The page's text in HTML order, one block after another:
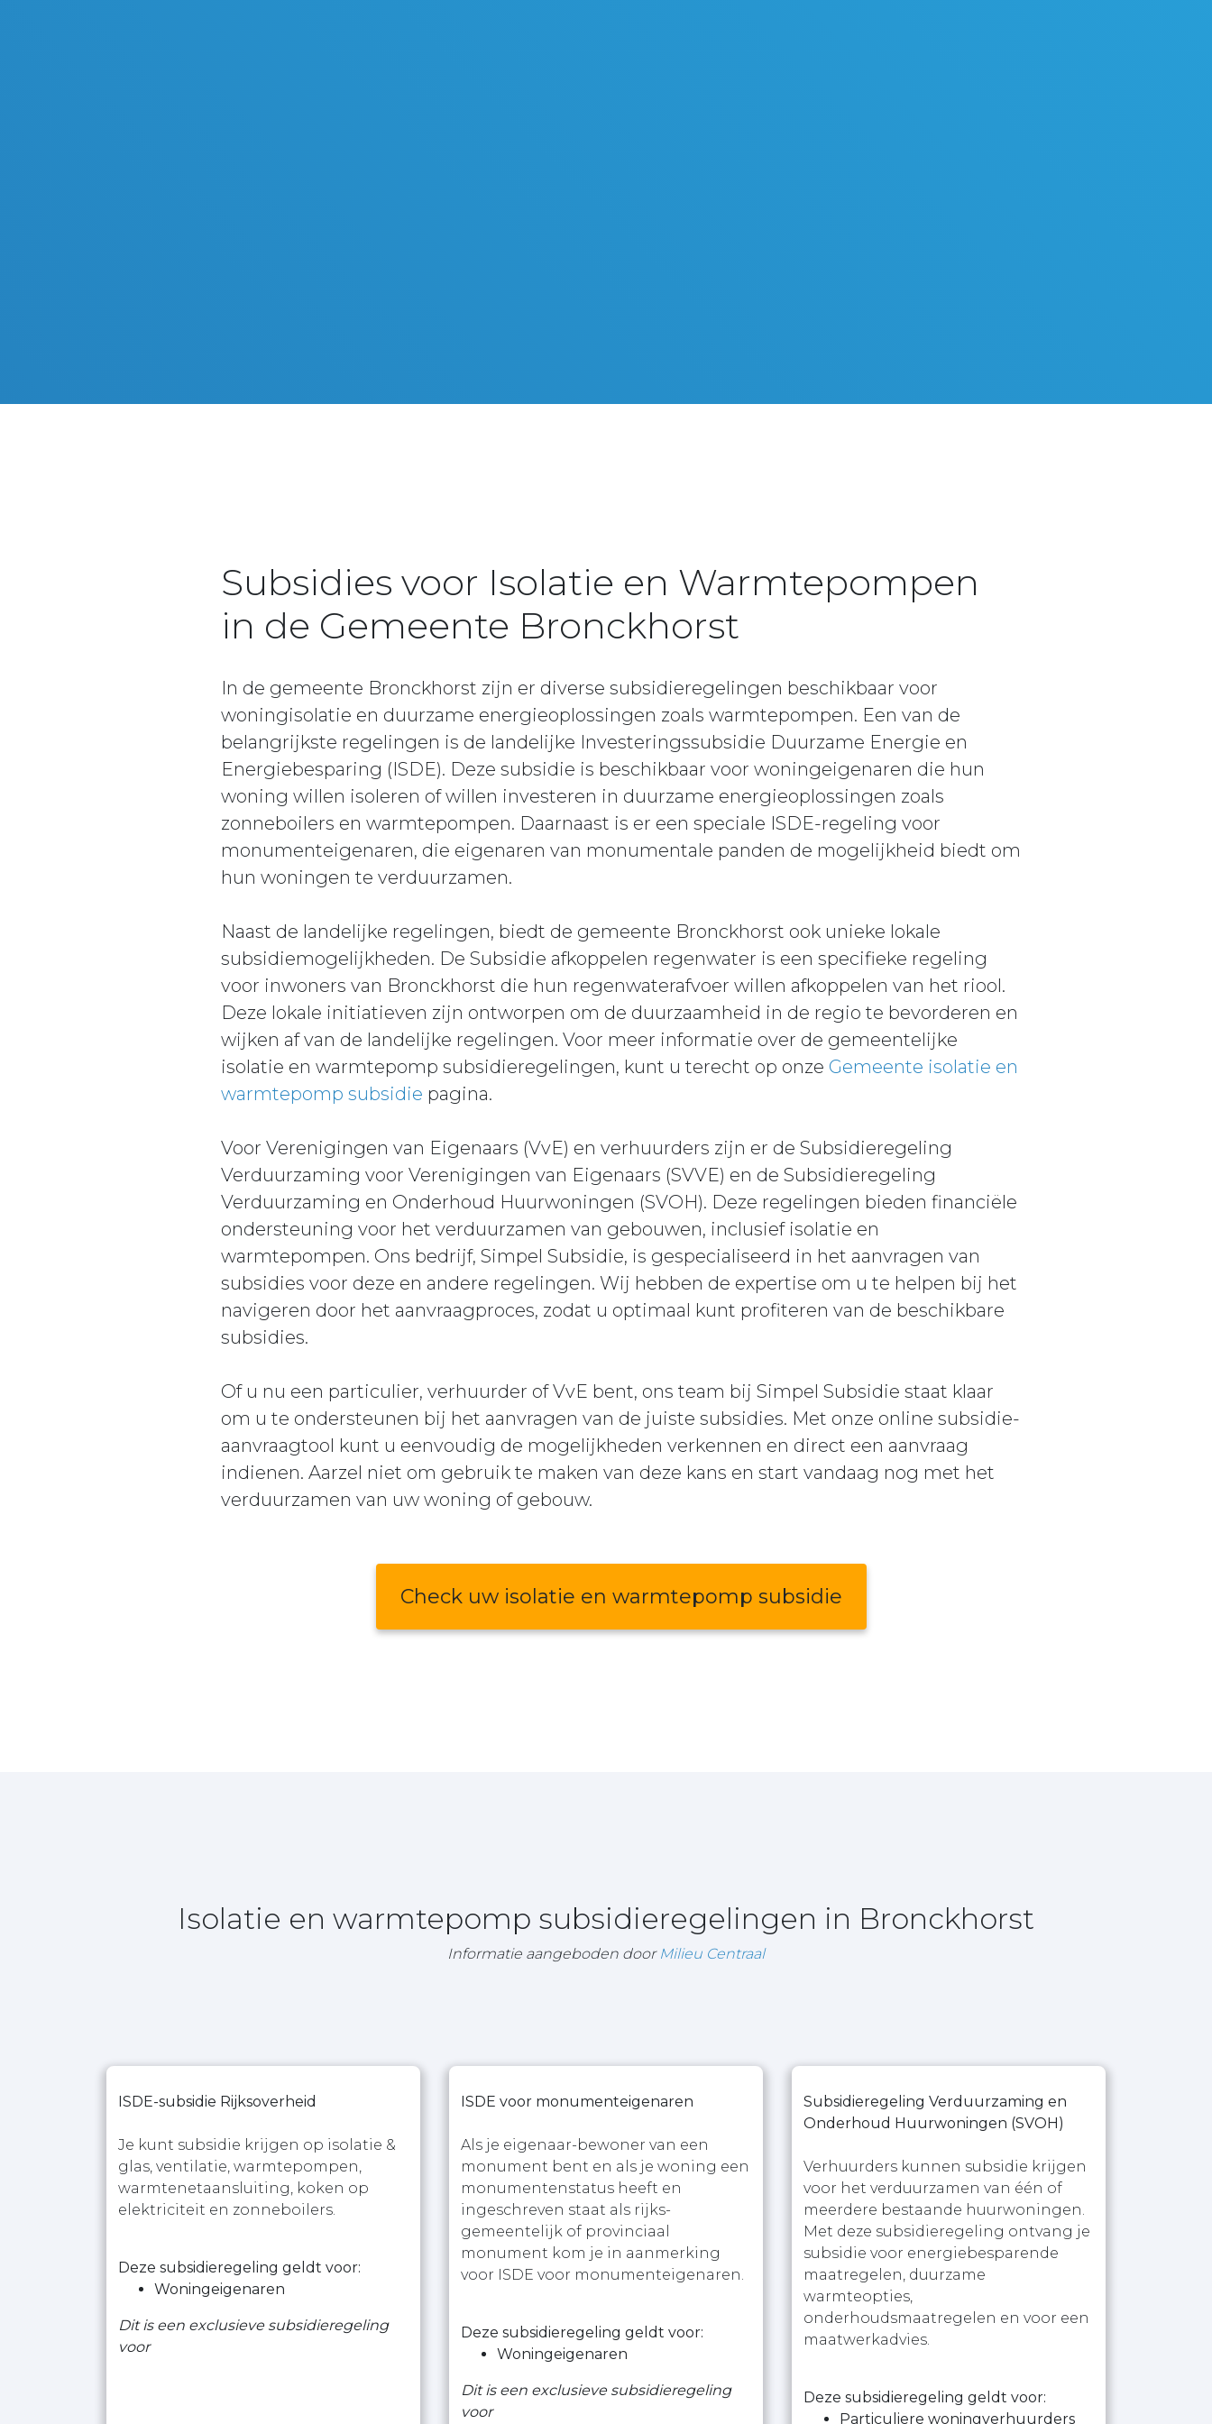
Subsidies voor Isolatie en Warmtepompen
in de Gemeente Bronckhorst
In de gemeente Bronckhorst zijn er diverse subsidieregelingen beschikbaar voor
woningisolatie en duurzame energieoplossingen zoals warmtepompen. Een van de
belangrijkste regelingen is de landelijke Investeringssubsidie Duurzame Energie en
Energiebesparing (ISDE). Deze subsidie is beschikbaar voor woningeigenaren die hun
woning willen isoleren of willen investeren in duurzame energieoplossingen zoals
zonneboilers en warmtepompen. Daarnaast is er een speciale ISDE-regeling voor
monumenteigenaren, die eigenaren van monumentale panden de mogelijkheid biedt om
hun woningen te verduurzamen.
Naast de landelijke regelingen, biedt de gemeente Bronckhorst ook unieke lokale
subsidiemogelijkheden. De Subsidie afkoppelen regenwater is een specifieke regeling
voor inwoners van Bronckhorst die hun regenwaterafvoer willen afkoppelen van het riool.
Deze lokale initiatieven zijn ontworpen om de duurzaamheid in de regio te bevorderen en
wijken af van de landelijke regelingen. Voor meer informatie over de gemeentelijke
isolatie en warmtepomp subsidieregelingen, kunt u terecht op onze Gemeente isolatie en
warmtepomp subsidie pagina.
Voor Verenigingen van Eigenaars (VvE) en verhuurders zijn er de Subsidieregeling
Verduurzaming voor Verenigingen van Eigenaars (SVVE) en de Subsidieregeling
Verduurzaming en Onderhoud Huurwoningen (SVOH). Deze regelingen bieden financiële
ondersteuning voor het verduurzamen van gebouwen, inclusief isolatie en
warmtepompen. Ons bedrijf, Simpel Subsidie, is gespecialiseerd in het aanvragen van
subsidies voor deze en andere regelingen. Wij hebben de expertise om u te helpen bij het
navigeren door het aanvraagproces, zodat u optimaal kunt profiteren van de beschikbare
subsidies.
Of u nu een particulier, verhuurder of VvE bent, ons team bij Simpel Subsidie staat klaar
om u te ondersteunen bij het aanvragen van de juiste subsidies. Met onze online subsidie-
aanvraagtool kunt u eenvoudig de mogelijkheden verkennen en direct een aanvraag
indienen. Aarzel niet om gebruik te maken van deze kans en start vandaag nog met het
verduurzamen van uw woning of gebouw.
Check uw isolatie en warmtepomp subsidie
Isolatie en warmtepomp subsidieregelingen in Bronckhorst
Informatie aangeboden door Milieu Centraal
ISDE-subsidie Rijksoverheid
Je kunt subsidie krijgen op isolatie &
glas, ventilatie, warmtepompen,
warmtenetaansluiting, koken op
elektriciteit en zonneboilers.
Deze subsidieregeling geldt voor:
Woningeigenaren
Dit is een exclusieve subsidieregeling
voor
ISDE voor monumenteigenaren
Als je eigenaar-bewoner van een
monument bent en als je woning een
monumentenstatus heeft en
ingeschreven staat als rijks-
gemeentelijk of provinciaal
monument kom je in aanmerking
voor ISDE voor monumenteigenaren.
Deze subsidieregeling geldt voor:
Woningeigenaren
Dit is een exclusieve subsidieregeling
voor
Subsidieregeling Verduurzaming en
Onderhoud Huurwoningen (SVOH)
Verhuurders kunnen subsidie krijgen
voor het verduurzamen van één of
meerdere bestaande huurwoningen.
Met deze subsidieregeling ontvang je
subsidie voor energiebesparende
maatregelen, duurzame
warmteopties,
onderhoudsmaatregelen en voor een
maatwerkadvies.
Deze subsidieregeling geldt voor:
Particuliere woningverhuurders